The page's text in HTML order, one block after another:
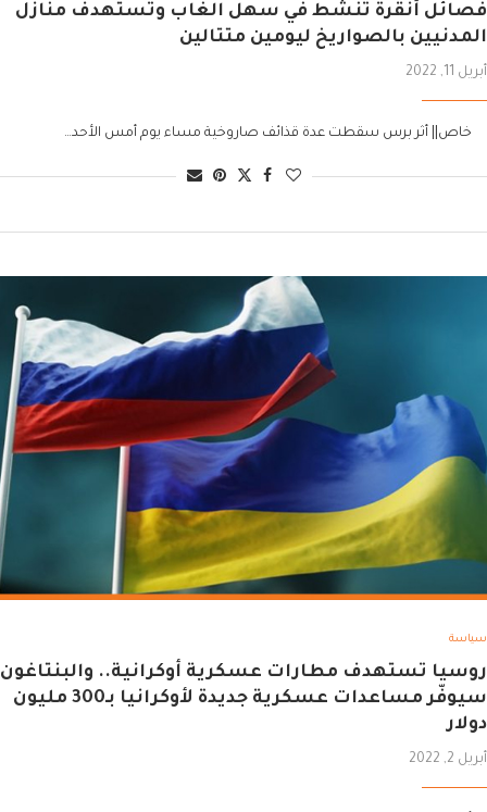
فصائل أنقرة تنشط في سهل الغاب وتستهدف منازل
المدنيين بالصواريخ ليومين متتالين
أبريل 11, 2022
خاص|| أثر برس سقطت عدة قذائف صاروخية مساء يوم أمس الأحد…
سياسة
روسيا تستهدف مطارات عسكرية أوكرانية.. والبنتاغون
سيوفّر مساعدات عسكرية جديدة لأوكرانيا بـ300 مليون
دولار
أبريل 2, 2022